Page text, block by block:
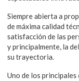
Siempre abierta a
de máxima calidad
satisfacción de las
y principalmente, la
su trayectoria.
Uno de los